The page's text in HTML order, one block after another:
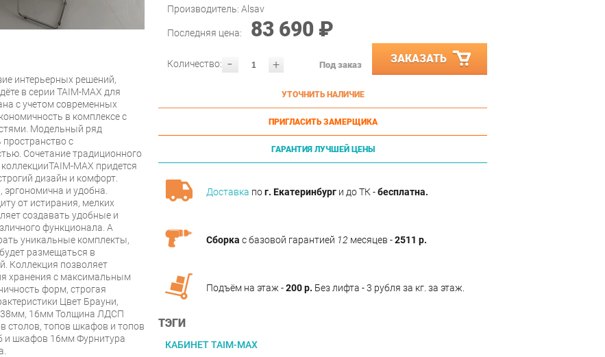
Производитель: Alsav
Последняя цена: 83 690 ₽
- +
Количество: Под заказ ЗАКАЗАТЬ
УТОЧНИТЬ НАЛИЧИЕ
ПРИГЛАСИТЬ ЗАМЕРЩИКА
ГАРАНТИЯ ЛУЧШЕЙ ЦЕНЫ
Доставка пог. Екатеринбург и до ТК -бесплатна.
Сборка с базовой гарантией 12 месяцев -2511 р.
Подъём на этаж -200 р. Без лифта - 3 рубля за кг. за этаж.
ТЭГИ
КАБИНЕТ TAIM-MAX
интерьерных решений,
в серии TAIM-MAX для
с учетом современных
в комплексе с
Модельный ряд
пространство с
Сочетание традиционного
MAX придется
дизайн и комфорт.
и удобна.
от истирания, мелких
создавать удобные и
функционала. А
уникальные комплекты,
размещаться в
Коллекция позволяет
хранения с максимальным
форм, строгая
Цвет Брауни,
16мм Толщина ЛДСП
топов шкафов и топов
и шкафов 16мм Фурнитура